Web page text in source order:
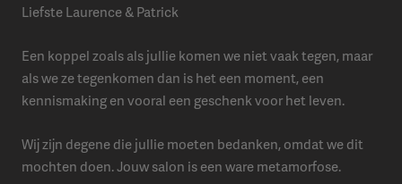
Liefste Laurence & Patrick
Een koppel zoals als jullie komen we niet vaak tegen, maar
als we ze tegenkomen dan is het een moment, een
kennismaking en vooral een geschenk voor het leven.
Wij zijn degene die jullie moeten bedanken, omdat we dit
mochten doen. Jouw salon is een ware metamorfose.